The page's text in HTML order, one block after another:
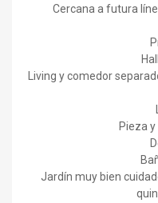
Cercana a futura
Living y comedor
Pieza
Jardín muy bien